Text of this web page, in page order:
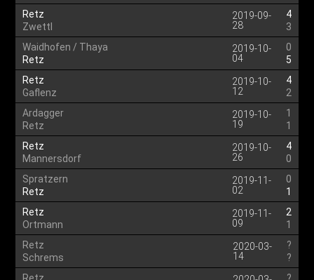
Retz
Zwettl
2019-09-
28
4
3
Waidhofen / Thaya
Retz
2019-10-
04
0
5
Retz
Gaflenz
2019-10-
12
4
2
Ardagger
Retz
2019-10-
19
1
1
Retz
Mannersdorf
2019-10-
26
4
0
Spratzern
Retz
2019-11-
02
0
1
Retz
Ortmann
2019-11-
09
2
1
Retz
Schrems
2020-03-
14
?
?